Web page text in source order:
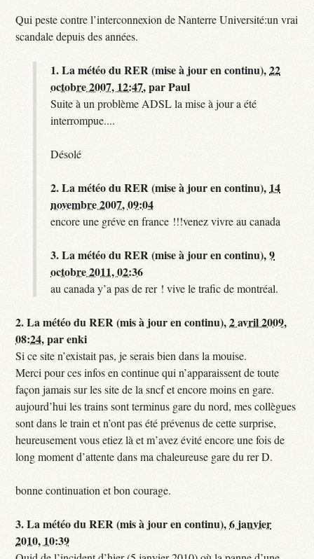
Qui peste contre l’interconnexion de Nanterre Université:un vrai
scandale depuis des années.
1.La météo du RER (mise à jour en continu),22
octobre 2007, 12:47,parPaul
Suite à un problème ADSL la mise à jour a été
interrompue....
Désolé
2.La météo du RER (mise à jour en continu), 14
novembre 2007, 09:04
encore une gréve en france !!!venez vivre au canada
3.La météo du RER (mise à jour en continu),9
octobre 2011, 02:36
au canada y’a pas de rer ! vive le trafic de montréal.
2.La météo du RER (mis à jour en continu),2 avril 2009,
08:24,parenki
Si ce site n’existait pas, je serais bien dans la mouise.
Merci pour ces infos en continue qui n’apparaissent de toute
façon jamais sur les site de la sncf et encore moins en gare.
aujourd’hui les trains sont terminus gare du nord, mes collègues
sont dans le train et n’ont pas été prévenus de cette surprise,
heureusement vous etiez là et m’avez évité encore une fois de
long moment d’attente dans ma chaleureuse gare du rer D.
bonne continuation et bon courage.
3.La météo du RER (mis à jour en continu),6 janvier
2010, 10:39